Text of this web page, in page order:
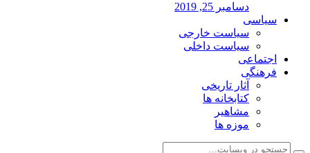
دسامبر 25, 2019
سیاسی
سیاست خارجی
سیاست داخلی
اجتماعی
فرهنگی
آثار تاریخی
کتابخانه ها
مشاهیر
موزه ها